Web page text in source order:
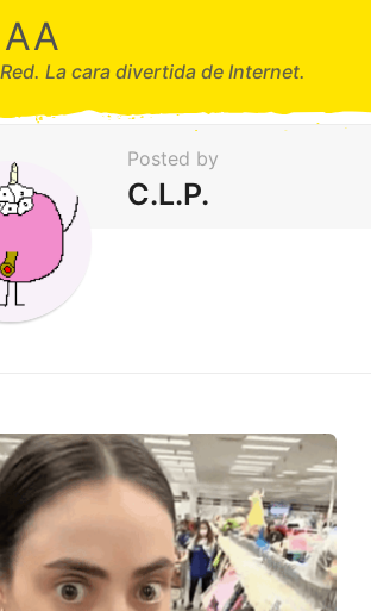
La cara divertida de Internet.
Posted by
C.L.P.